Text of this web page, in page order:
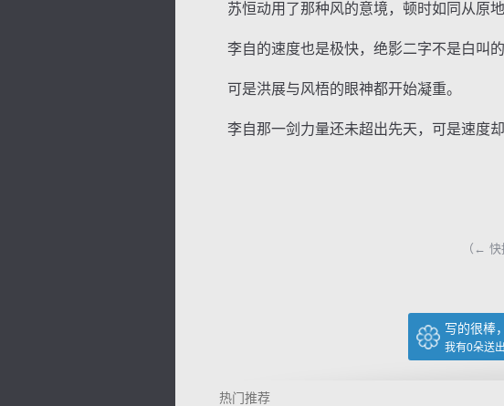
苏恒动用了那种风的意境，顿时如同从原地
李自的速度也是极快，绝影二字不是白叫的
可是洪展与风梧的眼神都开始凝重。
李自那一剑力量还未超出先天，可是速度却
（← 快
写的很棒
我有0朵送
热门推荐